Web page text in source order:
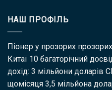
НАШ ПРОФІЛЬ
Піонер у прозорих
Китаї 10 багаторічний
дохід: 3 мільйони доларів
щомісяця 3,5 мільйона